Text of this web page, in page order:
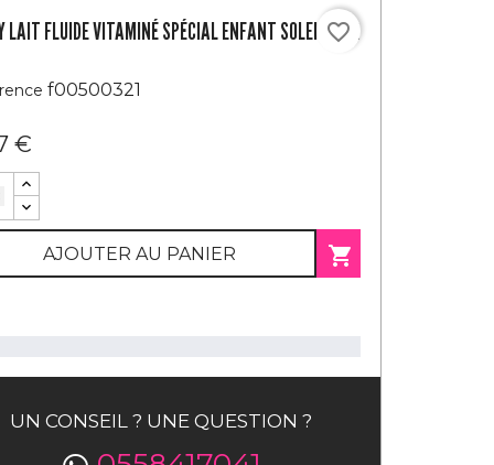
LAIT FLUIDE VITAMINÉ SPÉCIAL ENFANT SOLEIL NOIR
f00500321
€
AJOUTER AU PANIER 
favorite_border
UN CONSEIL ? UNE QUESTION ?